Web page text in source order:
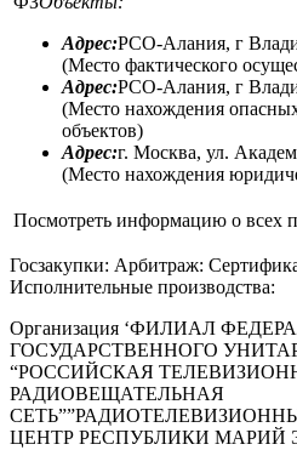
Адрес:РСО-Алания, г
(Место фактического
Адрес:РСО-Алания, г
(Место нахождения
объектов)
Адрес:г. Москва, ул.
(Место нахождения
Посмотреть информацию о всех
Госзакупки: Арбитраж:
Исполнительные производства:
Организация ‘ФИЛИАЛ
ГОСУДАРСТВЕННОГО
“РОССИЙСКАЯ
РАДИОВЕЩАТЕЛЬНАЯ
ЦЕНТР РЕСПУБЛИКИ МАРИЙ